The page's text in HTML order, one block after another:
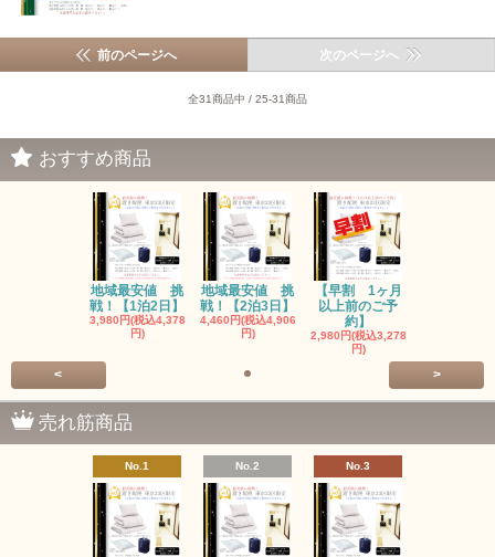
前のページへ 次のページへ
全31商品中 / 25-31商品
おすすめ商品
地域最安値 挑
戦！【1泊2日】
3,980円(税込4,378
円)
地域最安値 挑
戦！【2泊3日】
4,460円(税込4,906
円)
【早割 1ヶ月
以上前のご予
約】
2,980円(税込3,278
円)
< >
売れ筋商品
No.1 No.2 No.3